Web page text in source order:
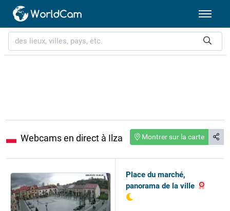
Webcams en direct à Ilza Montrer sur la carte
Place du marché,
panorama de la ville